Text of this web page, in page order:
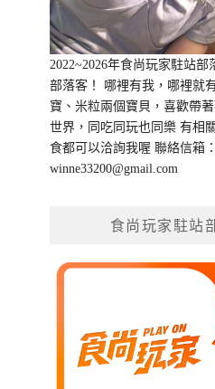
2022~2026年食尚玩家駐站部
部落客！ 哪裡有我，哪裡就
寶、米粒兩個寶貝，喜歡帶
世界，同吃同玩也同樂 有相
食都可以洽詢我喔 聯絡信箱：
winne33200@gmail.com
食尚玩家駐站